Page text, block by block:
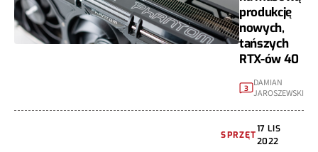
produkcję
nowych,
tańszych
RTX-ów 40
3
DAMIAN
JAROSZEWSKI
SPRZĘT
17 LIS
2022